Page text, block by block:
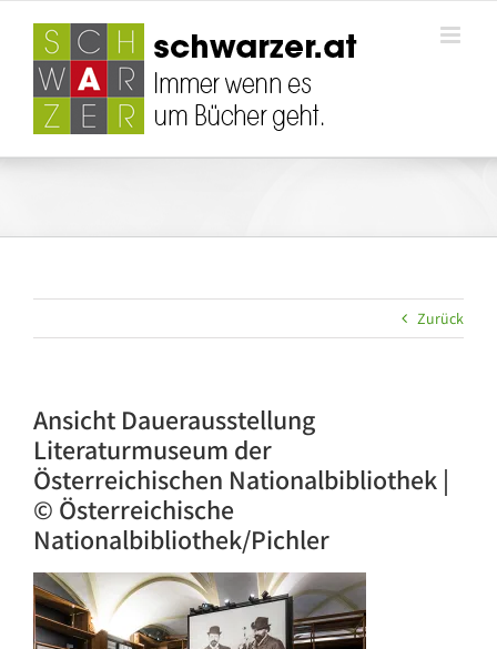
springen
Zurück
Ansicht Dauerausstellung
Literaturmuseum der
Österreichischen Nationalbibliothek |
© Österreichische
Nationalbibliothek/Pichler